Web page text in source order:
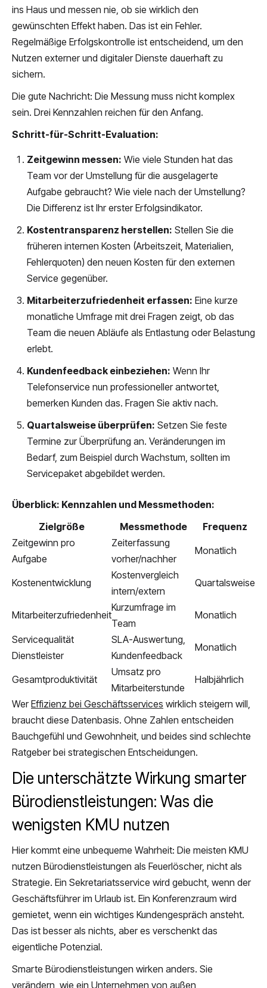
ins Haus und messen nie, ob sie wirklich den
gewünschten Effekt haben. Das ist ein Fehler.
Regelmäßige Erfolgskontrolle ist entscheidend, um den
Nutzen externer und digitaler Dienste dauerhaft zu
sichern.
Die gute Nachricht: Die Messung muss nicht komplex
sein. Drei Kennzahlen reichen für den Anfang.
Schritt-für-Schritt-Evaluation:
Zeitgewinn messen: Wie viele Stunden hat das
Team vor der Umstellung für die ausgelagerte
Aufgabe gebraucht? Wie viele nach der Umstellung?
Die Differenz ist Ihr erster Erfolgsindikator.
Kostentransparenz herstellen: Stellen Sie die
früheren internen Kosten (Arbeitszeit, Materialien,
Fehlerquoten) den neuen Kosten für den externen
Service gegenüber.
Mitarbeiterzufriedenheit erfassen: Eine kurze
monatliche Umfrage mit drei Fragen zeigt, ob das
Team die neuen Abläufe als Entlastung oder Belastung
erlebt.
Kundenfeedback einbeziehen: Wenn Ihr
Telefonservice nun professioneller antwortet,
bemerken Kunden das. Fragen Sie aktiv nach.
Quartalsweise überprüfen: Setzen Sie feste
Termine zur Überprüfung an. Veränderungen im
Bedarf, zum Beispiel durch Wachstum, sollten im
Servicepaket abgebildet werden.
Überblick: Kennzahlen und Messmethoden:
Zielgröße
Messmethode
Frequenz
Zeitgewinn pro
Aufgabe
Zeiterfassung
vorher/nachher
Monatlich
Kostenentwicklung
Kostenvergleich
intern/extern
Quartalsweise
Mitarbeiterzufriedenheit
Kurzumfrage im
Team
Monatlich
Servicequalität
Dienstleister
SLA-Auswertung,
Kundenfeedback
Monatlich
Gesamtproduktivität
Umsatz pro
Mitarbeiterstunde
Halbjährlich
WerEffizienz bei Geschäftsservices wirklich steigern will,
braucht diese Datenbasis. Ohne Zahlen entscheiden
Bauchgefühl und Gewohnheit, und beides sind schlechte
Ratgeber bei strategischen Entscheidungen.
Die unterschätzte Wirkung smarter
Bürodienstleistungen: Was die
wenigsten KMU nutzen
Hier kommt eine unbequeme Wahrheit: Die meisten KMU
nutzen Bürodienstleistungen als Feuerlöscher, nicht als
Strategie. Ein Sekretariatsservice wird gebucht, wenn der
Geschäftsführer im Urlaub ist. Ein Konferenzraum wird
gemietet, wenn ein wichtiges Kundengespräch ansteht.
Das ist besser als nichts, aber es verschenkt das
eigentliche Potenzial.
Smarte Bürodienstleistungen wirken anders. Sie
verändern, wie ein Unternehmen von außen